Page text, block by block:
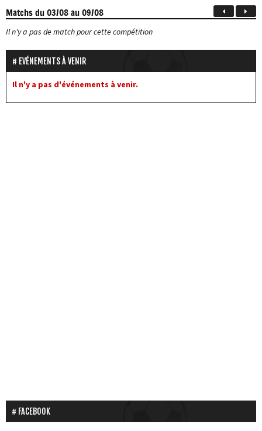
Matchsdu 03/08 au 09/08
Il n'y a pas de match pour cette compétition
EVÉNEMENTS À VENIR
Il n'y a pas d'événements à venir.
FACEBOOK